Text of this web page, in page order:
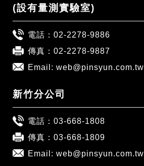
(設有量測實驗室)
電話： 02-2278-9886
傳真：02-2278-9887
Email: web@pinsyun.com.tw
新竹分公司
電話： 03-668-1808
傳真：03-668-1809
Email: web@pinsyun.com.tw